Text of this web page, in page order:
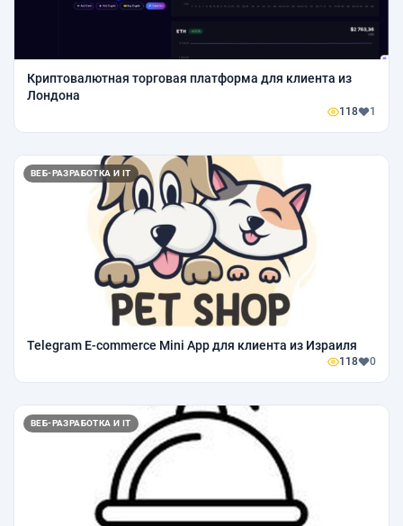
Криптовалютная торговая платформа для клиента из
Лондона
118 1
ВЕБ-РАЗРАБОТКА И IT
Telegram E-commerce Mini App для клиента из Израиля
118 0
ВЕБ-РАЗРАБОТКА И IT